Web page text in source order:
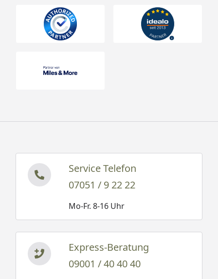
Service Telefon
07051 / 9 22 22
Mo-Fr. 8-16 Uhr
Express-Beratung
09001 / 40 40 40